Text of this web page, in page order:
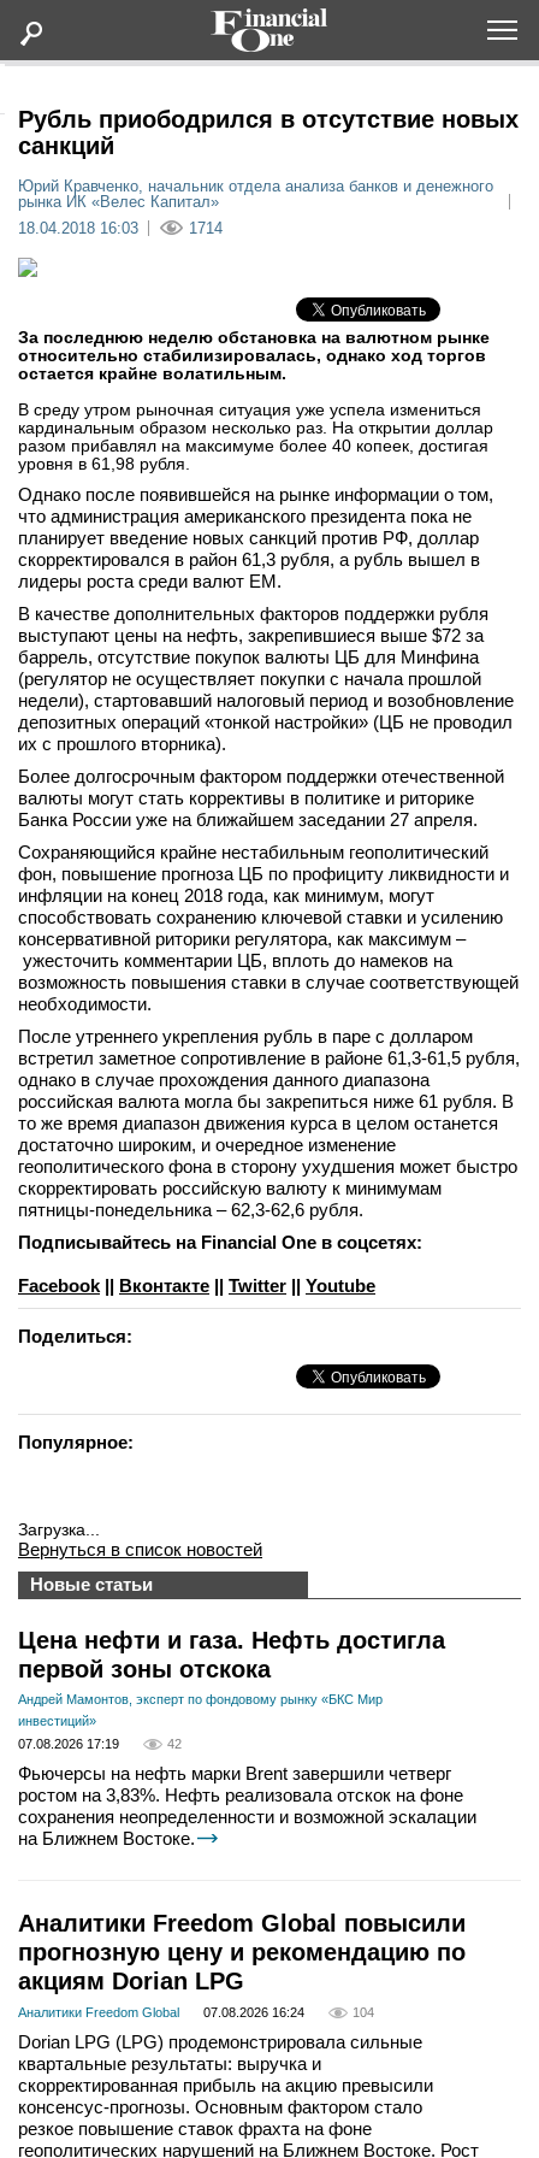
Статьи
Мероприятия
Новости
Интервью
вконтакте
телеграм
Стать автором
Вход
Рубль приободрился в отсутствие новых
санкций
Юрий Кравченко, начальник отдела анализа банков и денежного
рынка ИК «Велес Капитал»
18.04.2018 16:03
1714
За последнюю неделю обстановка на валютном рынке
относительно стабилизировалась, однако ход торгов
остается крайне волатильным.
В среду утром рыночная ситуация уже успела измениться
кардинальным образом несколько раз. На открытии доллар
разом прибавлял на максимуме более 40 копеек, достигая
уровня в 61,98 рубля.
Однако после появившейся на рынке информации о том,
что администрация американского президента пока не
планирует введение новых санкций против РФ, доллар
скорректировался в район 61,3 рубля, а рубль вышел в
лидеры роста среди валют EM.
В качестве дополнительных факторов поддержки рубля
выступают цены на нефть, закрепившиеся выше $72 за
баррель, отсутствие покупок валюты ЦБ для Минфина
(регулятор не осуществляет покупки с начала прошлой
недели), стартовавший налоговый период и возобновление
депозитных операций «тонкой настройки» (ЦБ не проводил
их с прошлого вторника).
Более долгосрочным фактором поддержки отечественной
валюты могут стать коррективы в политике и риторике
Банка России уже на ближайшем заседании 27 апреля.
Сохраняющийся крайне нестабильным геополитический
фон, повышение прогноза ЦБ по профициту ликвидности и
инфляции на конец 2018 года, как минимум, могут
способствовать сохранению ключевой ставки и усилению
консервативной риторики регулятора, как максимум –
ужесточить комментарии ЦБ, вплоть до намеков на
возможность повышения ставки в случае соответствующей
необходимости.
После утреннего укрепления рубль в паре с долларом
встретил заметное сопротивление в районе 61,3-61,5 рубля,
однако в случае прохождения данного диапазона
российская валюта могла бы закрепиться ниже 61 рубля. В
то же время диапазон движения курса в целом останется
достаточно широким, и очередное изменение
геополитического фона в сторону ухудшения может быстро
скорректировать российскую валюту к минимумам
пятницы-понедельника – 62,3-62,6 рубля.
Подписывайтесь на Financial One в соцсетях:
Facebook || Вконтакте || Twitter || Youtube
Поделиться:
Популярное:
Загрузка...
Вернуться в список новостей
Новые статьи
Цена нефти и газа. Нефть достигла
первой зоны отскока
Андрей Мамонтов, эксперт по фондовому рынку «БКС Мир
инвестиций»
07.08.2026 17:19
42
Фьючерсы на нефть марки Brent завершили четверг
ростом на 3,83%. Нефть реализовала отскок на фоне
сохранения неопределенности и возможной эскалации
на Ближнем Востоке.
Аналитики Freedom Global повысили
прогнозную цену и рекомендацию по
акциям Dorian LPG
Аналитики Freedom Global 07.08.2026 16:24 104
Dorian LPG (LPG) продемонстрировала сильные
квартальные результаты: выручка и
скорректированная прибыль на акцию превысили
консенсус-прогнозы. Основным фактором стало
резкое повышение ставок фрахта на фоне
геополитических нарушений на Ближнем Востоке. Рост